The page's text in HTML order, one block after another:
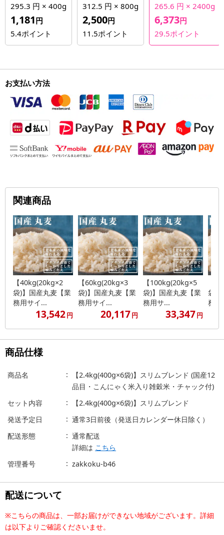
295.3 円 × 400g
1,181円
5.4ポイント
312.5 円 × 800g
2,500円
11.5ポイント
265.6 円 × 2400g
6,373円
29.5ポイント
お支払い方法
関連商品
【40kg(20kg×2
袋)】国産丸麦【業
務用サイ...
13,542円
【60kg(20kg×3
袋)】国産丸麦【業
務用サイ...
20,117円
【100kg(20kg×5
袋)】国産丸麦【業
務用サ...
33,347円
袋)
務用
商品仕様
商品名
【2.4kg(400g×6袋)】スリムブレンド (国産12
品目・こんにゃく米入り雑穀米・チャック付)
セット内容
【2.4kg(400g×6袋)】スリムブレンド
発送予定日
通常3日前後（発送日カレンダー休日除く）
配送形態
通常配送
詳細は こちら
管理番号
zakkoku-b46
配送について
※こちらの商品は、一部お届けができない地域がございます。詳細
は以下よりご確認くださいませ。